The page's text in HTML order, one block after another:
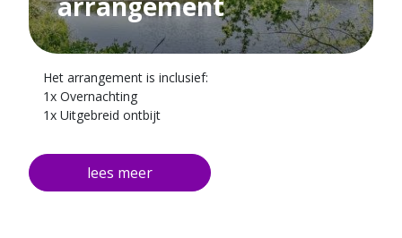
Het arrangement is inclusief:
1x Overnachting
1x Uitgebreid ontbijt